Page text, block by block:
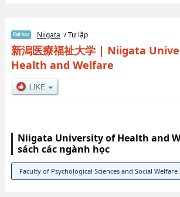
Niigata / Tư lập
新潟医療福祉大学| Niigata
Health and Welfare
Niigata University of Health and
sách các ngành học
Faculty of Psychological Sciences and Social Welfare